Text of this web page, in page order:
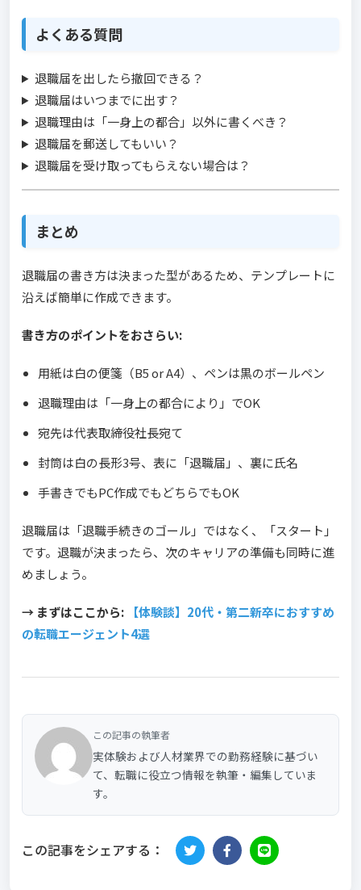
よくある質問
退職届を出したら撤回できる？
退職届はいつまでに出す？
退職理由は「一身上の都合」以外に書くべき？
退職届を郵送してもいい？
退職届を受け取ってもらえない場合は？
まとめ
退職届の書き方は決まった型があるため、テンプレートに
沿えば簡単に作成できます。
書き方のポイントをおさらい:
用紙は白の便箋（B5 or A4）、ペンは黒のボールペン
退職理由は「一身上の都合により」でOK
宛先は代表取締役社長宛て
封筒は白の長形3号、表に「退職届」、裏に氏名
手書きでもPC作成でもどちらでもOK
退職届は「退職手続きのゴール」ではなく、「スタート」
です。退職が決まったら、次のキャリアの準備も同時に進
めましょう。
→ まずはここから:
【体験談】20代・第二新卒におすすめ
の転職エージェント4選
この記事の執筆者
実体験および人材業界での勤務経験に基づい
て、転職に役立つ情報を執筆・編集していま
す。
この記事をシェアする：